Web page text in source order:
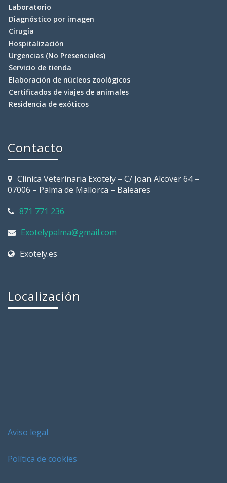
Laboratorio
Diagnóstico por imagen
Cirugía
Hospitalización
Urgencias (No Presenciales)
Servicio de tienda
Elaboración de núcleos zoológicos
Certificados de viajes de animales
Residencia de exóticos
Contacto
Clinica Veterinaria Exotely – C/ Joan Alcover 64 –
07006 – Palma de Mallorca – Baleares
871 771 236
Exotelypalma@gmail.com
Exotely.es
Localización
Aviso legal
Política de cookies